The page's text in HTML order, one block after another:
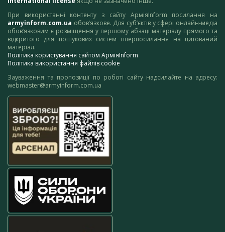
При використанні контенту з сайту АрміяInform посилання на
armyinform.com.ua обов’язкове. Для суб’єктів у сфері онлайн-медіа
обов’язковим є розміщення у першому абзаці матеріалу прямого та
відкритого для пошукових систем гіперпосилання на цитований
матеріал.
Політика користування сайтом АрміяInform
Політика використання файлів cookie
Зауваження та пропозиції по роботі сайту надсилайте на адресу:
webmaster@armyinform.com.ua